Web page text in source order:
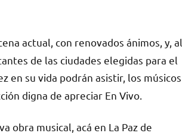
actual, con renovados ánimos, y, al
de las ciudades elegidas para el
en su vida podrán asistir, los músicos
digna de apreciar En Vivo.
obra musical, acá en La Paz de